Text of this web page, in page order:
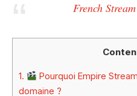
French
1.
Pourquoi Empire
domaine ?